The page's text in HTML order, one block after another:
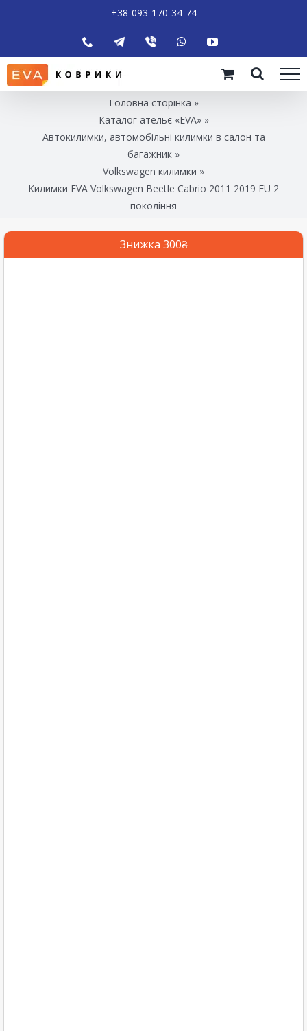
+38-093-170-34-74
Головна сторінка »
Каталог ательє «EVA»»
Автокилимки, автомобільні килимки в салон та
багажник »
Volkswagen килимки »
Килимки EVA Volkswagen Beetle Cabrio 2011 2019 EU 2
покоління
Знижка 300₴